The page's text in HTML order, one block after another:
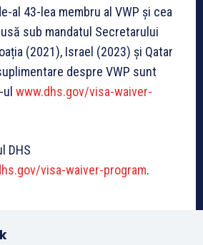
al 43-lea membru al VWP și cea
sub mandatul Secretarului
(2021), Israel (2023) și Qatar
despre VWP sunt
www.dhs.gov/visa-waiver-
DHS
visa-waiver-program.